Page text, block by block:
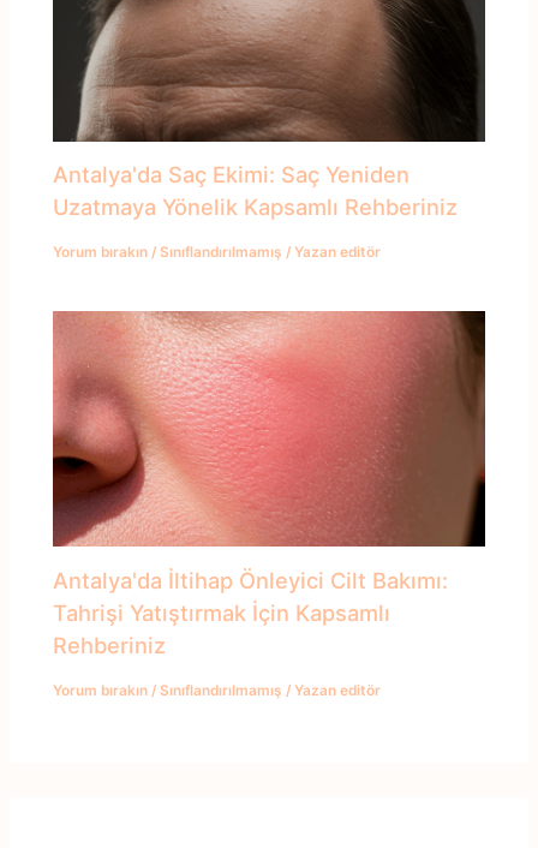
Antalya'da Saç Ekimi: Saç Yeniden
Uzatmaya Yönelik Kapsamlı Rehberiniz
Yorum bırakın / Sınıflandırılmamış / Yazan editör
Antalya'da İltihap Önleyici Cilt Bakımı:
Tahrişi Yatıştırmak İçin Kapsamlı
Rehberiniz
Yorum bırakın / Sınıflandırılmamış / Yazan editör